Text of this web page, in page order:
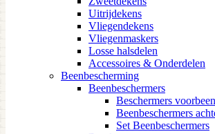
Uitrijdekens
Vliegendekens
Vliegenmaskers
Losse halsdelen
Accessoires & Onderdelen
Beenbescherming
Beenbeschermers
Beschermers voorbeen
Beenbeschermers
Set Beenbeschermers